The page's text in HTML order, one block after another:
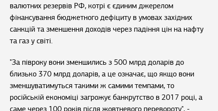
валютних резервів РФ, котрі є єдиним джерелом
фінансування бюджетного дефіциту в умовах західних
санкцій та зменшення доходів через падіння цін на нафту
та газ у світі.
"За півроку вони зменшились з 500 млрд доларів до
близько 370 млрд доларів, а це означає, що якщо вони
зменшуватимуться такими ж самими темпами, то
російській економіці загрожує банкрутство в 2017 році, а